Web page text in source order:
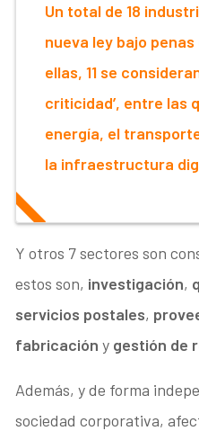
Un total de 18
nueva ley bajo
ellas, 11 se
criticidad’, entre las
energía, el
la infraestructura
Y otros 7 sectores son
estos son, investigación,
servicios postales,
fabricacióny gestión de
Además, y de forma
sociedad corporativa,